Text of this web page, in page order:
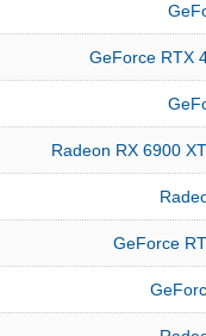
GeForce RTX
Radeon RX 6900
GeForce